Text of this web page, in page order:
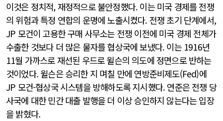
이것은 정치적, 재정적으로 불안정했다. 이는 미국 경제를 전쟁
의 위험과 특정 연합의 운명에 노출시켰다. 전쟁 초기 단계에서,
JP 모건이 고용한 구매 사무소는 전쟁 이전에 미국 경제 전체가
수출한 것보다 더 많은 물자를 협상국에 보냈다. 이는 1916년
11월 가까스로 재선된 우드로 윌슨의 의도에 정면으로 반하는
것이었다. 윌슨은 승리한 지 며칠 만에 연방준비제도(Fed)에
JP 모건-협상국 시스템을 방해하도록 지시했다. 연준은 전쟁 당
사국에 대한 민간 대출 발행을 더 이상 승인하지 않는다는 입장
을 밝혔다.